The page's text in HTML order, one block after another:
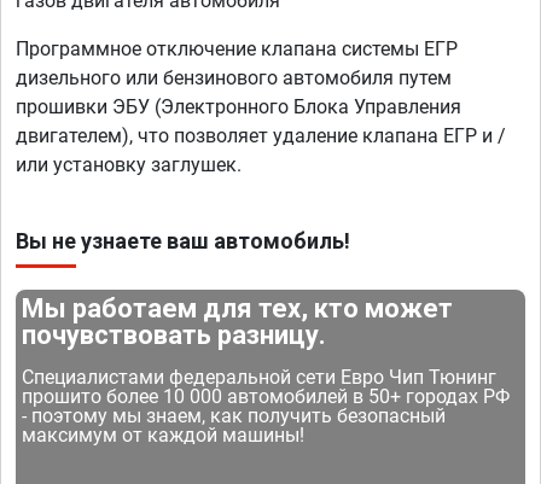
Программное отключение клапана системы ЕГР
дизельного или бензинового автомобиля путем
прошивки ЭБУ (Электронного Блока Управления
двигателем), что позволяет удаление клапана ЕГР и /
или установку заглушек.
Вы не узнаете ваш автомобиль!
Мы работаем для тех, кто может
почувствовать разницу.
Специалистами федеральной сети Евро Чип Тюнинг
прошито более 10 000 автомобилей в 50+ городах РФ
- поэтому мы знаем, как получить безопасный
максимум от каждой машины!